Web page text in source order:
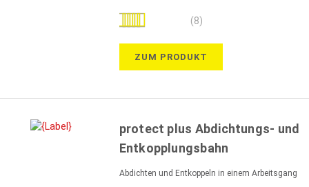
Bewertung: (8)
ZUM PRODUKT
protect plus Abdichtungs- und
Entkopplungsbahn
Abdichten und Entkoppeln in einem Arbeitsgang